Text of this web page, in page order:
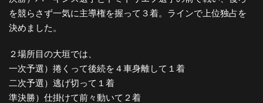
を競らさず一気に主導権を握って３着。ラインで上位独占を
決めました。
２場所目の大垣では、
一次予選）捲くって後続を４車身離して１着
二次予選）逃げ切って１着
準決勝）仕掛けて前々動いて２着